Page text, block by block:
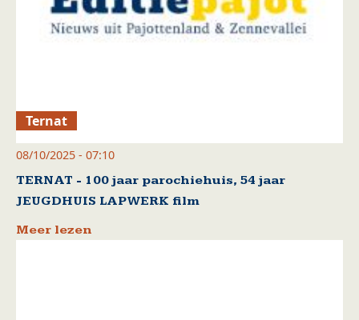
Ternat
08/10/2025 - 07:10
TERNAT - 100 jaar parochiehuis, 54 jaar
JEUGDHUIS LAPWERK film
Meer lezen